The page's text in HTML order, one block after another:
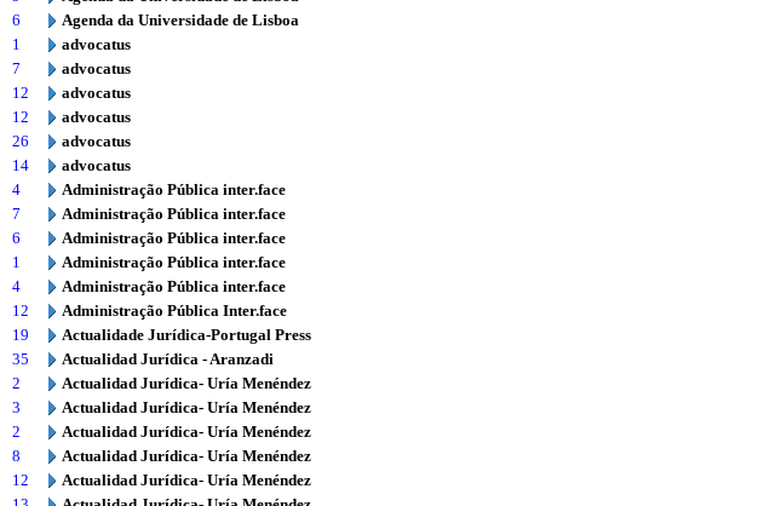
6
Agenda da Universidade de Lisboa
1
advocatus
7
advocatus
12
advocatus
12
advocatus
26
advocatus
14
advocatus
4
Administração Pública inter.face
7
Administração Pública inter.face
6
Administração Pública inter.face
1
Administração Pública inter.face
4
Administração Pública inter.face
12
Administração Pública Inter.face
19
Actualidade Jurídica-Portugal Press
35
Actualidad Jurídica - Aranzadi
2
Actualidad Jurídica- Uría Menéndez
3
Actualidad Jurídica- Uría Menéndez
2
Actualidad Jurídica- Uría Menéndez
8
Actualidad Jurídica- Uría Menéndez
12
Actualidad Jurídica- Uría Menéndez